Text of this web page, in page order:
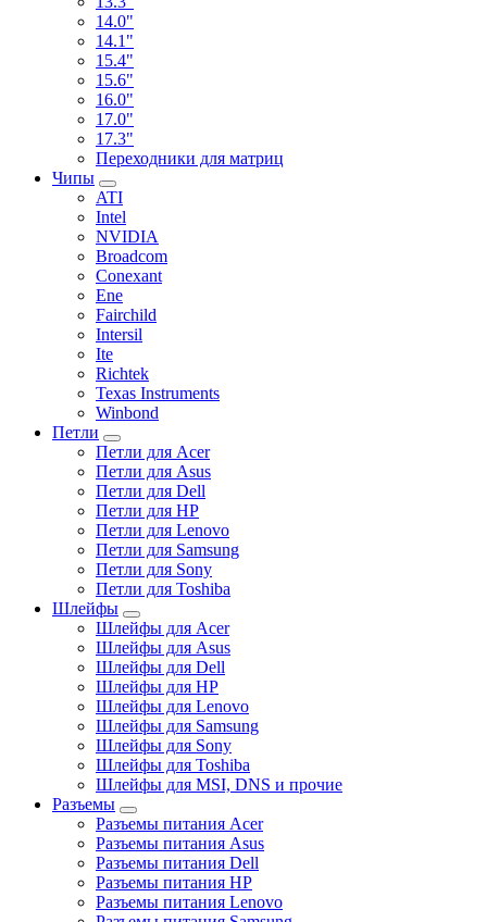
14.0"
14.1"
15.4"
15.6"
16.0"
17.0"
17.3"
Переходники для матриц
Чипы
ATI
Intel
NVIDIA
Broadcom
Conexant
Ene
Fairchild
Intersil
Ite
Richtek
Texas Instruments
Winbond
Петли
Петли для Acer
Петли для Asus
Петли для Dell
Петли для HP
Петли для Lenovo
Петли для Samsung
Петли для Sony
Петли для Toshiba
Шлейфы
Шлейфы для Acer
Шлейфы для Asus
Шлейфы для Dell
Шлейфы для HP
Шлейфы для Lenovo
Шлейфы для Samsung
Шлейфы для Sony
Шлейфы для Toshiba
Шлейфы для MSI, DNS и прочие
Разъемы
Разъемы питания Acer
Разъемы питания Asus
Разъемы питания Dell
Разъемы питания HP
Разъемы питания Lenovo